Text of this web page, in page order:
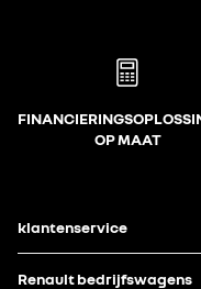
OP MAAT
klantenservice
Renault bedrijfswagens